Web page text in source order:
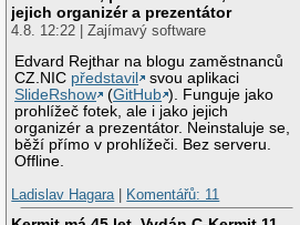
jejich organizér a prezentátor
4.8. 12:22 | Zajímavý software
Edvard Rejthar na blogu zaměstnanců
CZ.NIC představil
svou aplikaci
SlideRshow
(GitHub ). Funguje jako
prohlížeč fotek, ale i jako jejich
organizér a prezentátor. Neinstaluje se,
běží přímo v prohlížeči. Bez serveru.
Offline.
Ladislav Hagara| Komentářů: 11